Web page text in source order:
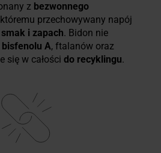
z bezwonnego
przechowywany napój
i zapach. Bidon nie
A, ftalanów oraz
się w całości do recyklingu.